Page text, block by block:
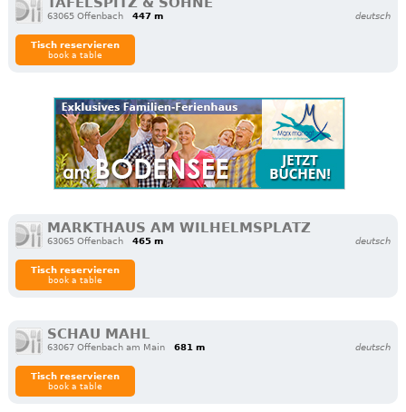
63065 Offenbach 447 m deutsch
Tisch reservieren
book a table
MARKTHAUS AM WILHELMSPLATZ
63065 Offenbach 465 m deutsch
Tisch reservieren
book a table
SCHAU MAHL
63067 Offenbach am Main 681 m deutsch
Tisch reservieren
book a table